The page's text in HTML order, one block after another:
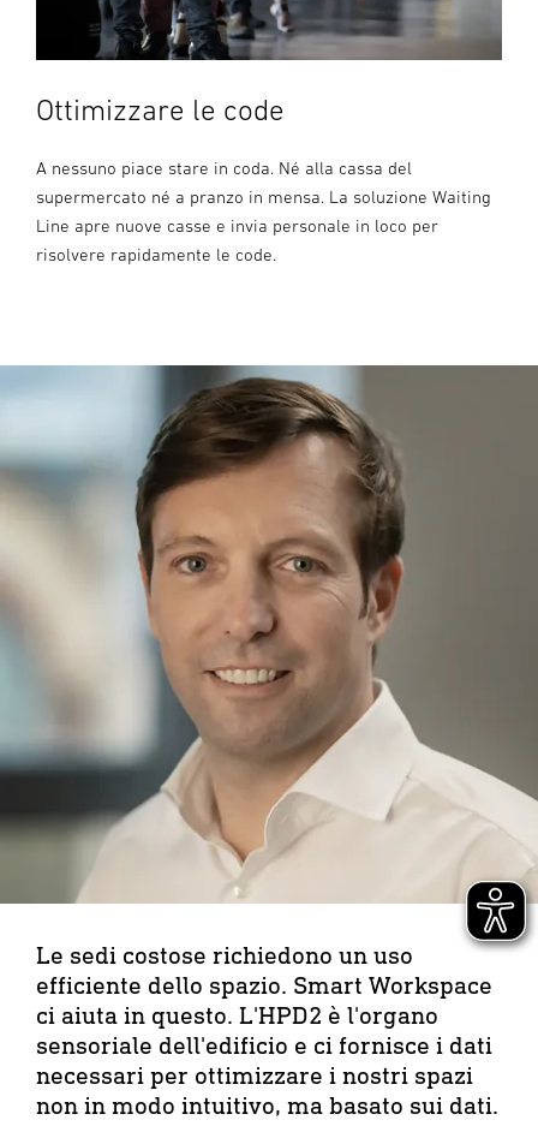
Ottimizzare le code
A nessuno piace stare in coda. Né alla cassa del
supermercato né a pranzo in mensa. La soluzione Waiting
Line apre nuove casse e invia personale in loco per
risolvere rapidamente le code.
Le sedi costose richiedono un uso
efficiente dello spazio. Smart Workspace
ci aiuta in questo. L'HPD2 è l'organo
sensoriale dell'edificio e ci fornisce i dati
necessari per ottimizzare i nostri spazi
non in modo intuitivo, ma basato sui dati.